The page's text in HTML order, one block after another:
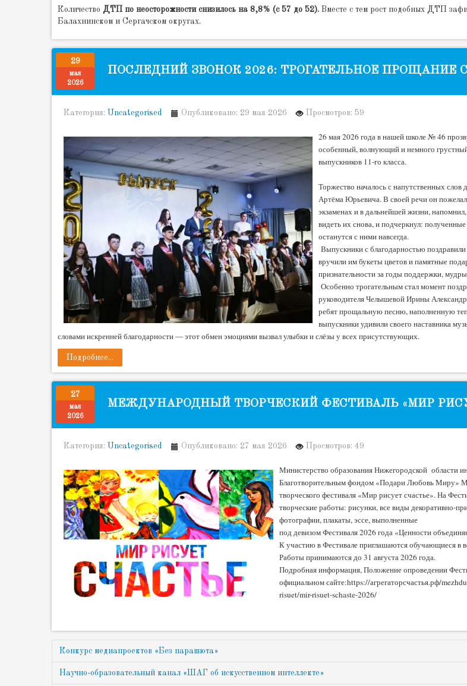
Количество ДТП по неосторожности снизилось на 8,8% (с 57 до 52). Вместе с тем рост подобных ДТП
Балахнинском и Сергачском округах.
29
мая
2026
ПОСЛЕДНИЙ ЗВОНОК 2026: ТРОГАТЕЛЬНОЕ ПРОЩАНИЕ
Категория: Uncategorised Опубликовано: 29 мая 2026 Просмотров: 59
26 мая 2026 года в нашей школе № 46
особенный, волнующий и немного
выпускников 11‑го класса.
Торжество началось с напутственных
Артёма Юрьевича. В своей речи он
экзаменах и в дальнейшей жизни,
видеть их снова, и подчеркнул:
останутся с ними навсегда.
Выпускники с благодарностью поздравили
вручили им букеты цветов и памятные
признательности за годы поддержки,
Особенно трогательным стал момент
руководителя Челышевой Ирины
ребят прощальную песню, наполненную
выпускники удивили своего наставника
словами искренней благодарности — этот обмен эмоциями вызвал улыбки и слёзы у всех присутствующих.
Подробнее...
27
мая
2026
МЕЖДУНАРОДНЫЙ ТВОРЧЕСКИЙ ФЕСТИВАЛЬ «МИР
Категория: Uncategorised Опубликовано: 27 мая 2026 Просмотров: 49
Министерство образования Нижегородской области
Благотворительным фондом «Подари Любовь Миру»
творческого фестиваля «Мир рисует счастье». На
творческие работы: рисунки, все виды декоративно-
фотографии, плакаты, эссе, выполненные
под девизом Фестиваля 2026 года «Ценности
К участию в Фестивале приглашаются обучающиеся в
Работы принимаются до 31 августа 2026 года.
Подробная информация, Положение опроведении
официальном сайте:https://агрегаторсчастья.рф/
risuet/mir-risuet-schaste-2026/
Конкурс медиапроектов «Без парашюта»
Научно-образовательный канал «ШАГ об искусственном интеллекте»